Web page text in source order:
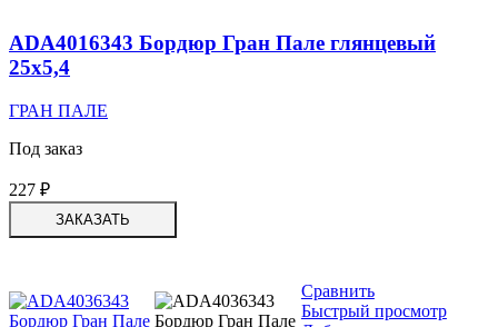
ADA4016343 Бордюр Гран Пале глянцевый
25х5,4
ГРАН ПАЛЕ
Под заказ
227 ₽
ЗАКАЗАТЬ
Сравнить
Быстрый просмотр